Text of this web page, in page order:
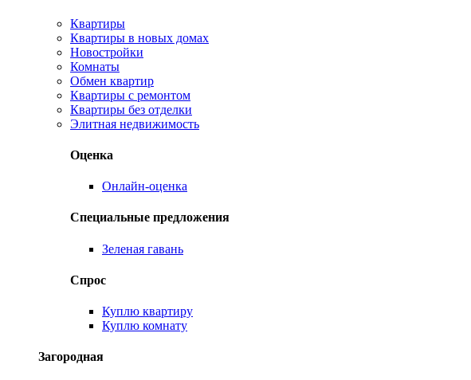
Квартиры
Квартиры в новых домах
Новостройки
Комнаты
Обмен квартир
Квартиры с ремонтом
Квартиры без отделки
Элитная недвижимость
Оценка
Онлайн-оценка
Специальные предложения
Зеленая гавань
Спрос
Куплю квартиру
Куплю комнату
Загородная